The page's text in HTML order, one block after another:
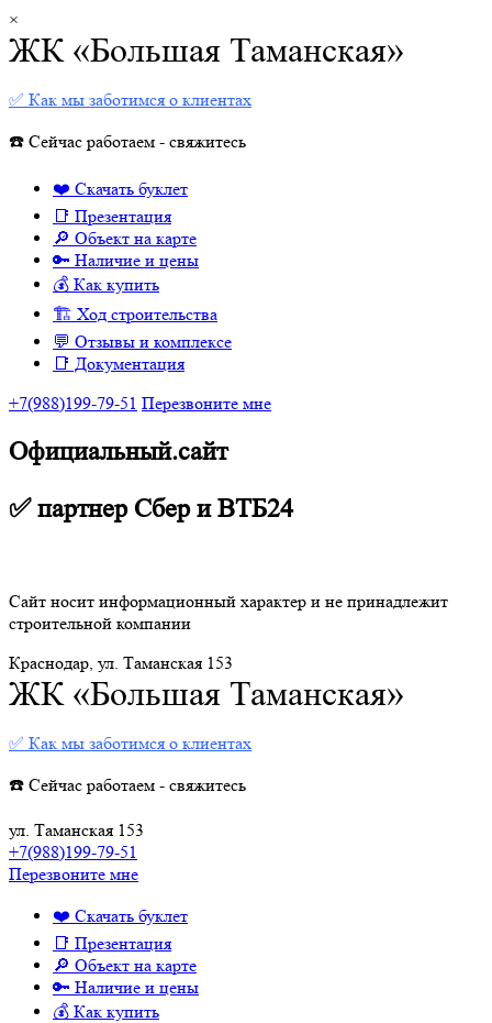
×
ЖК «Большая Таманская»
✅ Как мы заботимся о клиентах
☎️ Сейчас работаем - свяжитесь
❤️ Скачать буклет
📑 Презентация
🔎 Объект на карте
🔑 Наличие и цены
💰 Как купить
🏗 Ход строительства
💬 Отзывы и комплексе
📑 Документация
+7(988)199-79-51 Перезвоните мне
Официальный.сайт
✅ партнер Сбер и ВТБ24
Сайт носит информационный характер и не принадлежит
строительной компании
Краснодар, ул. Таманская 153
ЖК «Большая Таманская»
✅ Как мы заботимся о клиентах
☎️ Сейчас работаем - свяжитесь
ул. Таманская 153
+7(988)199-79-51
Перезвоните мне
❤️ Скачать буклет
📑 Презентация
🔎 Объект на карте
🔑 Наличие и цены
💰 Как купить